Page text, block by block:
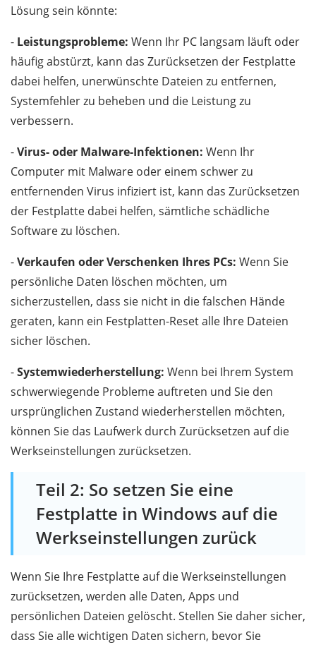
Lösung sein könnte:
- Leistungsprobleme: Wenn Ihr PC langsam läuft oder
häufig abstürzt, kann das Zurücksetzen der Festplatte
dabei helfen, unerwünschte Dateien zu entfernen,
Systemfehler zu beheben und die Leistung zu
verbessern.
-Virus- oder Malware-Infektionen: Wenn Ihr
Computer mit Malware oder einem schwer zu
entfernenden Virus infiziert ist, kann das Zurücksetzen
der Festplatte dabei helfen, sämtliche schädliche
Software zu löschen.
-Verkaufen oder Verschenken Ihres PCs: Wenn Sie
persönliche Daten löschen möchten, um
sicherzustellen, dass sie nicht in die falschen Hände
geraten, kann ein Festplatten-Reset alle Ihre Dateien
sicher löschen.
-Systemwiederherstellung: Wenn bei Ihrem System
schwerwiegende Probleme auftreten und Sie den
ursprünglichen Zustand wiederherstellen möchten,
können Sie das Laufwerk durch Zurücksetzen auf die
Werkseinstellungen zurücksetzen.
Teil 2: So setzen Sie eine
Festplatte in Windows auf die
Werkseinstellungen zurück
Wenn Sie Ihre Festplatte auf die Werkseinstellungen
zurücksetzen, werden alle Daten, Apps und
persönlichen Dateien gelöscht. Stellen Sie daher sicher,
dass Sie alle wichtigen Daten sichern, bevor Sie